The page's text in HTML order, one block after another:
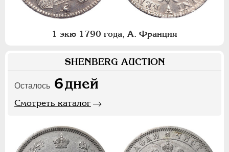
1 экю 1790 года, А. Франция
SHENBERG AUCTION
Осталось 6дней
Смотреть каталог